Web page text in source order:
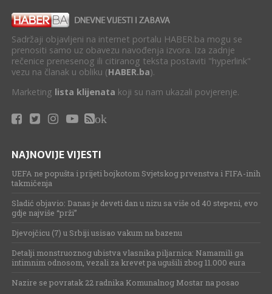
Sadržaji objavljeni na internet portalu HABER.ba mogu se
prenositi samo uz obavezu navođenja izvora. Iza zadnje
rečenice prenesenog ili citiranog teksta postaviti "hyperlink"
vezu na članak u obliku (HABER.ba).
Marketing lista klijenata koji su nam ukazali povjerenje.
ok
NAJNOVIJE VIJESTI
UEFA ne popušta i prijeti bojkotom Svjetskog prvenstva i FIFA-inih
takmičenja
Sladić objavio: Danas je deveti dan u nizu sa više od 40 stepeni, evo
gdje najviše “prži”
Djevojčicu (7) u Srbiji usisao vakum na bazenu
Detalji monstruoznog ubistva vlasnika piljarnica: Namamili ga
intimnim odnosom, vezali za krevet pa ugušili zbog 11.000 eura
Nazire se povratak 22 radnika Komunalnog Mostar na posao